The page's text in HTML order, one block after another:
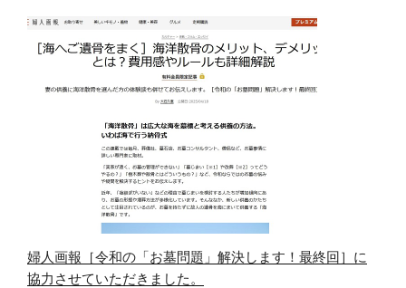
婦人画報［令和の「お墓問題」解決します！最終回］に
協力させていただきました。